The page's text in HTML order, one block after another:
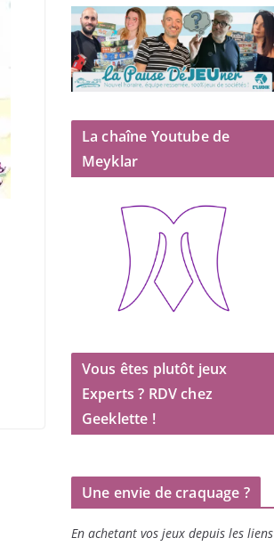
La chaîne Youtube de
Meyklar
Vous êtes plutôt jeux
Experts ? RDV chez
Geeklette !
Une envie de craquage ?
En achetant vos jeux depuis les liens